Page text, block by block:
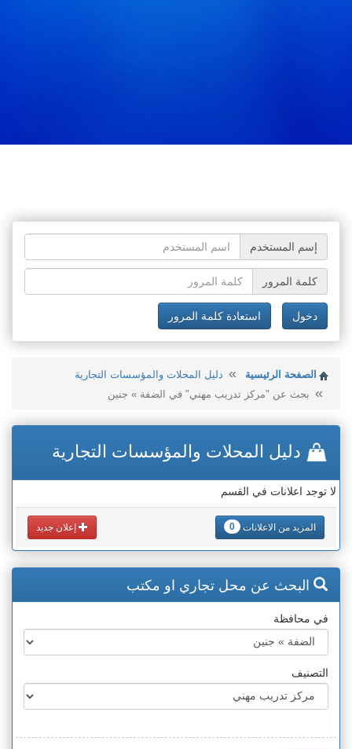
إسم المستخدم
كلمة المرور
دخول استعادة كلمة المرور
الصفحة الرئيسية
دليل المحلات والمؤسسات التجارية
بحث عن "مركز تدريب مهني" في الضفة » جنين
دليل المحلات والمؤسسات التجارية
لا توجد اعلانات في القسم
المزيد من الاعلانات 0 إعلان جديد
البحث عن محل تجاري او مكتب
في محافظة
التصنيف